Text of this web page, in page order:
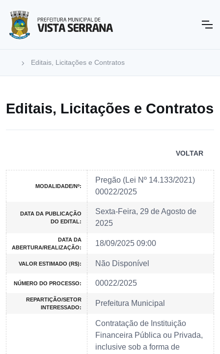
Editais, Licitações e Contratos
Editais, Licitações e Contratos
VOLTAR
MODALIDADE/Nº:
Pregão (Lei Nº 14.133/2021)
00022/2025
DATA DA PUBLICAÇÃO
DO EDITAL:
Sexta-Feira, 29 de Agosto de
2025
DATA DA
ABERTURA/REALIZAÇÃO:
18/09/2025 09:00
VALOR ESTIMADO (R$): Não Disponível
NÚMERO DO PROCESSO: 00022/2025
REPARTIÇÃO/SETOR
INTERESSADO:
Prefeitura Municipal
Contratação de Instituição
Financeira Pública ou Privada,
inclusive sob a forma de